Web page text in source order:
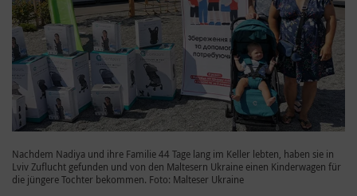
Nachdem Nadiya und ihre Familie 44 Tage lang im Keller lebten, haben sie in
Lviv Zuflucht gefunden und von den Maltesern Ukraine einen Kinderwagen für
die jüngere Tochter bekommen. Foto: Malteser Ukraine